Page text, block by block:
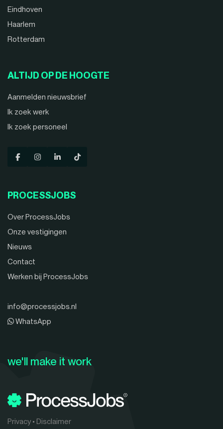
Eindhoven
Haarlem
Rotterdam
ALTIJD OP DE HOOGTE
Aanmelden nieuwsbrief
Ik zoek werk
Ik zoek personeel
PROCESSJOBS
Over ProcessJobs
Onze vestigingen
Nieuws
Contact
Werken bij ProcessJobs
info@processjobs.nl
WhatsApp
Privacy• Disclaimer
we'll make it work